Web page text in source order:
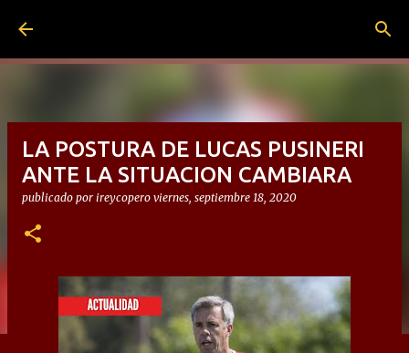
LA POSTURA DE LUCAS PUSINERI
ANTE LA SITUACION CAMBIARA
publicado por ireycopero viernes, septiembre 18, 2020